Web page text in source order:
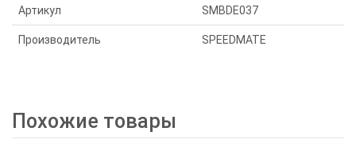
Артикул SMBDE037
Производитель SPEEDMATE
Похожие товары